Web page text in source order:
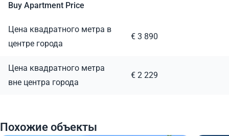
Buy Apartment Price
Цена квадратного метра в
центре города
€ 3 890
Цена квадратного метра
вне центра города
€ 2 229
Похожие объекты